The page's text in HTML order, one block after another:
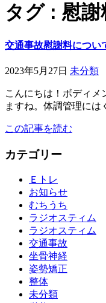
タグ : 慰謝
交通事故慰謝料につい
2023年5月27日 未分類
こんにちは！ボディ
ますね。体調管理に
この記事を読む
カテゴリー
Ｅトレ
お知らせ
むちうち
ラジオスティム
ラジオスティム
交通事故
坐骨神経
姿勢矯正
整体
未分類